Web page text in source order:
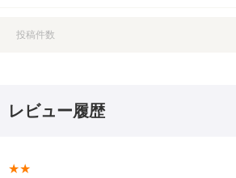
投稿件数
レビュー履歴
★★